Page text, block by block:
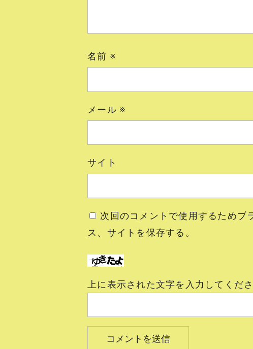
名前 ※
メール ※
サイト
次回のコメントで使用するためブ
ス、サイトを保存する。
上に表示された文字を入力してくださ